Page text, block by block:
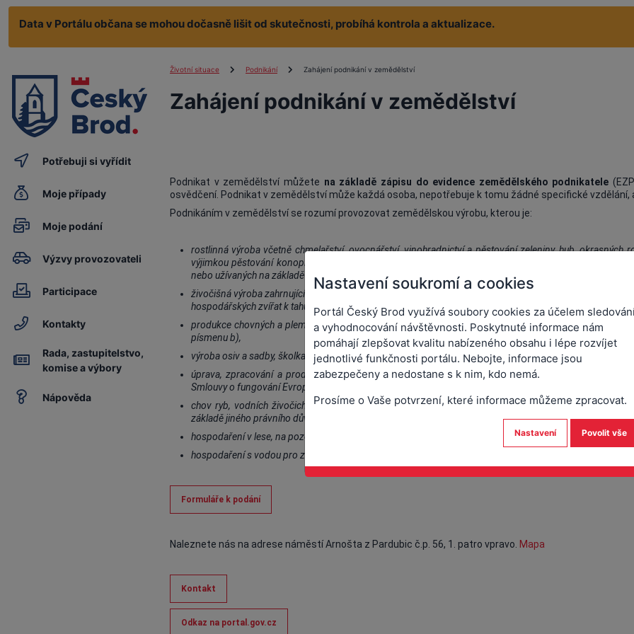
Data v Portálu občana se mohou dočasně lišit od skutečnosti, probíhá kontrola a aktualizace.
Potřebuji si vyřídit
Moje případy
Moje podání
Výzvy provozovateli
Participace
Kontakty
Rada, zastupitelstvo,
komise a výbory
Nápověda
Životní situace Podnikání Zahájení podnikání v zemědělství
Zahájení podnikání v zemědělství
Podnikat v zemědělství můžete na základě zápisu do evidence zemědělského podnikatele
osvědčení. Podnikat v zemědělství může každá osoba, nepotřebuje k tomu žádné specifické vzdělání,
Podnikáním v zemědělství se rozumí provozovat zemědělskou výrobu, kterou je:
rostlinná výroba včetně chmelařství, ovocnářství, vinohradnictví a pěstování zeleniny, hub, okrasných
výjimkou pěstování konopí pro léčebné použití a vědecké účely, rostlin pro technické a energetické
nebo užívaných na základě jiného právního důvodu, popřípadě provozovaná bez pozemků,
živočišná výroba zahrnující chov hospodářských a jiných zvířat či živočichů za účelem získávání,
hospodářských zvířat k tahu a chov sportovních a dostihových koní,
produkce chovných a plemenných zvířat, využití jejich genetického materiálu a získávání zárodečných
písmenu b),
výroba osiv a sadby, školkařských výpěstků a genetického materiálu rostlin,
úprava, zpracování a prodej vlastní produkce zemědělské výroby, pokud je konečným produktem
Smlouvy o fungování Evropské unie,
chov ryb, vodních živočichů a pěstování rostlin ve vodním útvaru povrchových vod na pozemcích
základě jiného právního důvodu,
hospodaření v lese, na pozemcích vlastních, pronajatých, nebo užívaných na základě jiného právního
hospodaření s vodou pro zemědělské a lesnické účely.
Formuláře k podání
Naleznete nás na adrese náměstí Arnošta z Pardubic č.p. 56, 1. patro vpravo. Mapa
Kontakt
Odkaz na portal.gov.cz
Nastavení soukromí a cookies
Portál Český Brod využívá soubory cookies za účelem
a vyhodnocování návštěvnosti. Poskytnuté informace nám
pomáhají zlepšovat kvalitu nabízeného obsahu i lépe rozvíjet
jednotlivé funkčnosti portálu. Nebojte, informace jsou
zabezpečeny a nedostane s k nim, kdo nemá.
Prosíme o Vaše potvrzení, které informace můžeme zpracovat.
Nastavení Povolit vše